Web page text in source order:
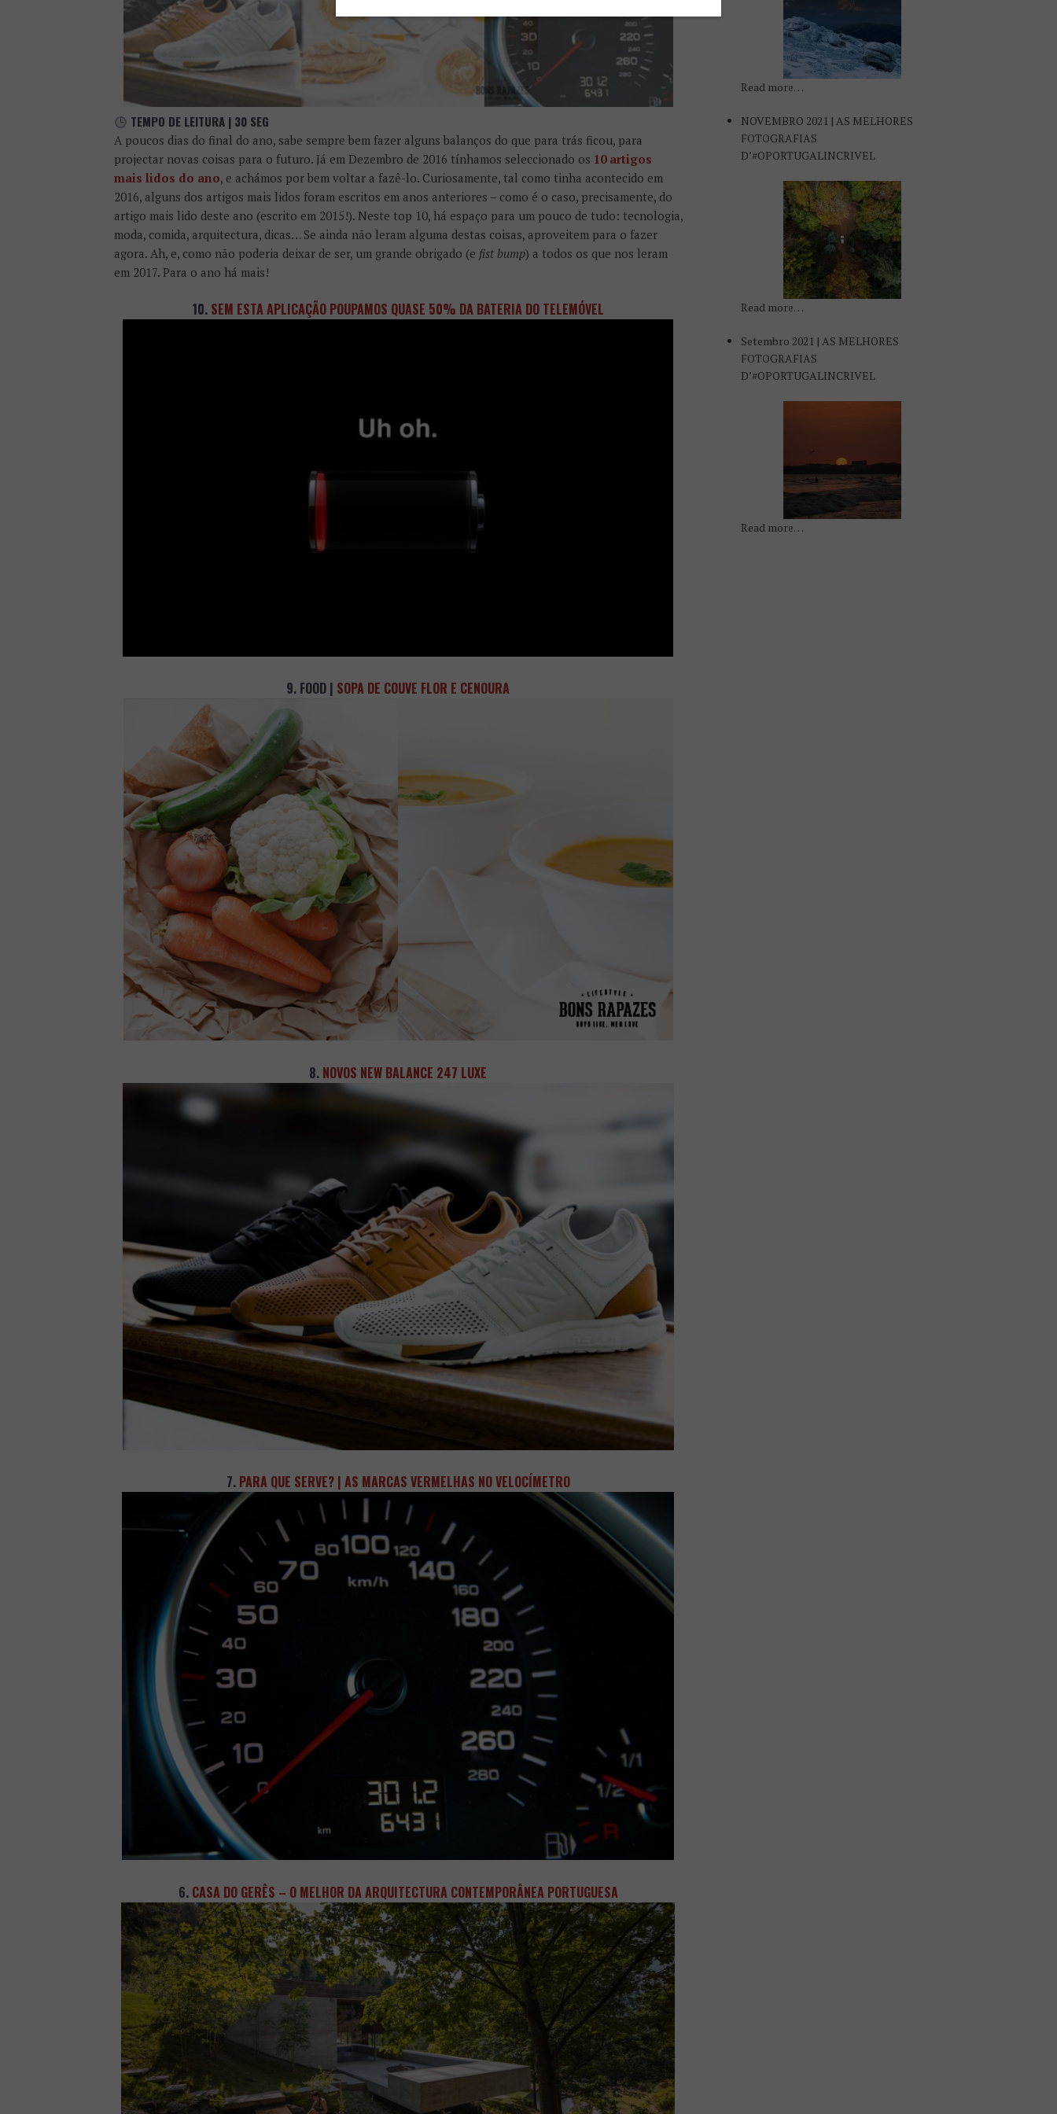
TEMPO DE LEITURA | 30 SEG
A poucos dias do final do ano, sabe sempre bem fazer alguns balanços do que para trás ficou, para
projectar novas coisas para o futuro. Já em Dezembro de 2016 tínhamos seleccionado os 10 artigos
mais lidos do ano, e achámos por bem voltar a fazê-lo. Curiosamente, tal como tinha acontecido em
2016, alguns dos artigos mais lidos foram escritos em anos anteriores – como é o caso, precisamente, do
artigo mais lido deste ano (escrito em 2015!). Neste top 10, há espaço para um pouco de tudo: tecnologia,
moda, comida, arquitectura, dicas… Se ainda não leram alguma destas coisas, aproveitem para o fazer
agora. Ah, e, como não poderia deixar de ser, um grande obrigado (e fist bump) a todos os que nos leram
em 2017. Para o ano há mais!
10. SEM ESTA APLICAÇÃO POUPAMOS QUASE 50% DA BATERIA DO TELEMÓVEL
9. FOOD | SOPA DE COUVE FLOR E CENOURA
8. NOVOS NEW BALANCE 247 LUXE
7. PARA QUE SERVE? | AS MARCAS VERMELHAS NO VELOCÍMETRO
6. CASA DO GERÊS – O MELHOR DA ARQUITECTURA CONTEMPORÂNEA PORTUGUESA
Read more…
NOVEMBRO 2021 | AS MELHORES
FOTOGRAFIAS
D’#OPORTUGALINCRIVEL
Read more…
Setembro 2021 | AS MELHORES
FOTOGRAFIAS
D’#OPORTUGALINCRIVEL
Read more…